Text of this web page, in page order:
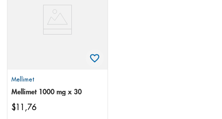
Mellimet
Mellimet 1000 mg x 30
$11 ,76